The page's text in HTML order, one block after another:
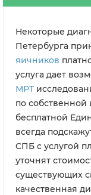
Некоторые
Петербурга
яичников
услуга дает
МРТ
по собственной
бесплатной
всегда
СПБ с услугой
уточнят
существующих
качественная